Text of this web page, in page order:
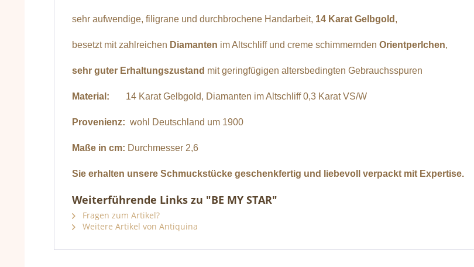
sehr aufwendige, filigrane und durchbrochene Handarbeit, 14 Karat Gelbgold ,
besetzt mit zahlreichen Diamanten im Altschliff und creme schimmernden Orientperlchen,
sehr guter Erhaltungszustand mit geringfügigen altersbedingten Gebrauchsspuren
Material: 14 Karat Gelbgold, Diamanten im Altschliff 0,3 Karat VS/W
Provenienz: wohl Deutschland um 1900
Maße in cm: Durchmesser 2,6
Sie erhalten unsere Schmuckstücke geschenkfertig und liebevoll verpackt mit Expertise.
Weiterführende Links zu "BE MY STAR"
Fragen zum Artikel?
Weitere Artikel von Antiquina